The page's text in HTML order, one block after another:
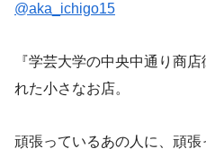
@aka_ichigo15
『学芸大学の中央中通り商
れた小さなお店。
頑張っているあの人に、頑